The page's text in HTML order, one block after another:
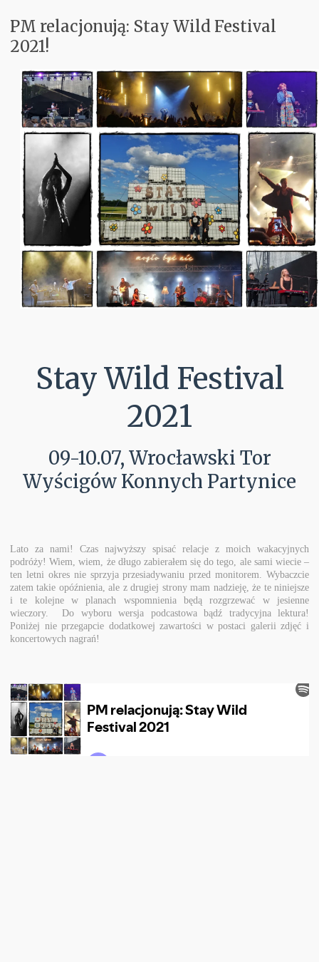
Koncerty
Aktualnie w Głośnikach
Recenzje
PM Odkrywają
Subiektywnie
Kontakt
PM relacjonują: Stay Wild Festival
2021!
Stay Wild Festival
2021
09-10.07, Wrocławski Tor
Wyścigów Konnych Partynice
Lato za nami! Czas najwyższy spisać relacje z moich wakacyjnych
podróży! Wiem, wiem, że długo zabierałem się do tego, ale sami wiecie –
ten letni okres nie sprzyja przesiadywaniu przed monitorem. Wybaczcie
zatem takie opóźnienia, ale z drugiej strony mam nadzieję, że te niniejsze
i te kolejne w planach wspomnienia będą rozgrzewać w jesienne
wieczory. Do wyboru wersja podcastowa bądź tradycyjna lektura!
Poniżej nie przegapcie dodatkowej zawartości w postaci galerii zdjęć i
koncertowych nagrań!